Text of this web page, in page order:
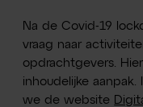
Na de Covid-19
vraag naar
opdrachtgevers.
inhoudelijke
we de website